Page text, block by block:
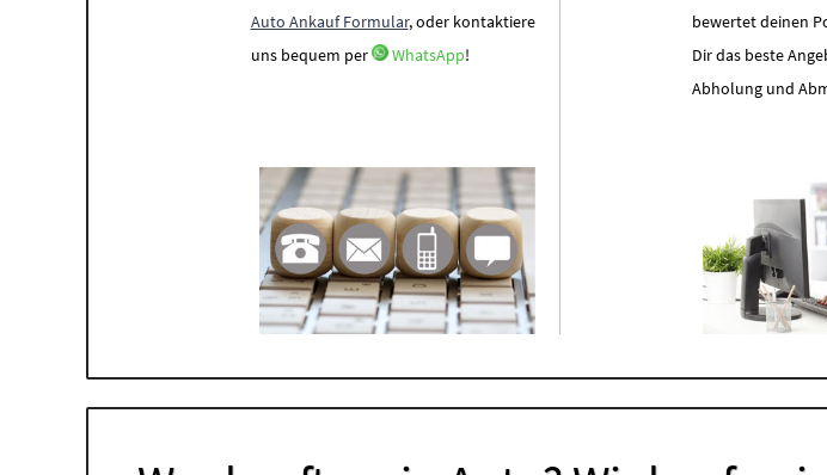
Auto Ankauf Formular, oder kontaktiere
uns bequem per
WhatsApp!
bewertet deinen
Dir das beste
Abholung und